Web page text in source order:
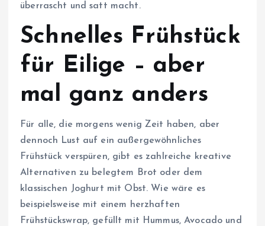
überrascht und satt macht.
Schnelles Frühstück
für Eilige – aber
mal ganz anders
Für alle, die morgens wenig Zeit haben, aber
dennoch Lust auf ein außergewöhnliches
Frühstück verspüren, gibt es zahlreiche kreative
Alternativen zu belegtem Brot oder dem
klassischen Joghurt mit Obst. Wie wäre es
beispielsweise mit einem herzhaften
Frühstückswrap, gefüllt mit Hummus, Avocado und